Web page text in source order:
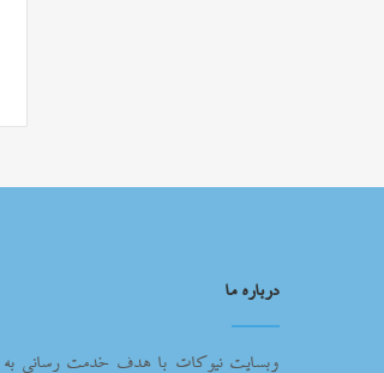
درباره ما
وبسایت نیوکات با هدف خدمت رسانی به